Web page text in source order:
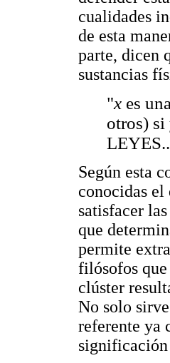
cualidades
de esta
parte, dicen
sustancias
"x es una
otros) si
Según esta
conocidas el
satisfacer
que
permite
filósofos
clúster
No solo
referente ya